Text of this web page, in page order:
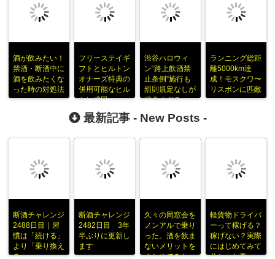
酒が飲みたい！
禁酒・断酒中に
酒を飲みたくな
った時の対処法
フリーステイギ
フトとヒルトン
オナーズ特典の
併用可能なヒル
トン成田
渋谷ハロウィ
ン“路上飲酒禁
止条例”施行も
罰則規定なしが
残念すぎる
ランニング総距
離5000km達
成！モスクワ〜
リスボンに匹敵
ｗ
最新記事 - New Posts -
断酒チャレンジ
2488日目｜習
慣は「続ける」
より「乗り換え
る」
断酒チャレンジ
2482日目 3年
半ぶりに更新し
ます
久々の同窓会を
ノンアルで乗り
った。酒を飲ま
ないメリットを
まとめてみた
軽貨物ドライバ
ーって稼げる？
稼げない？実際
にはじめてみて
分かった事